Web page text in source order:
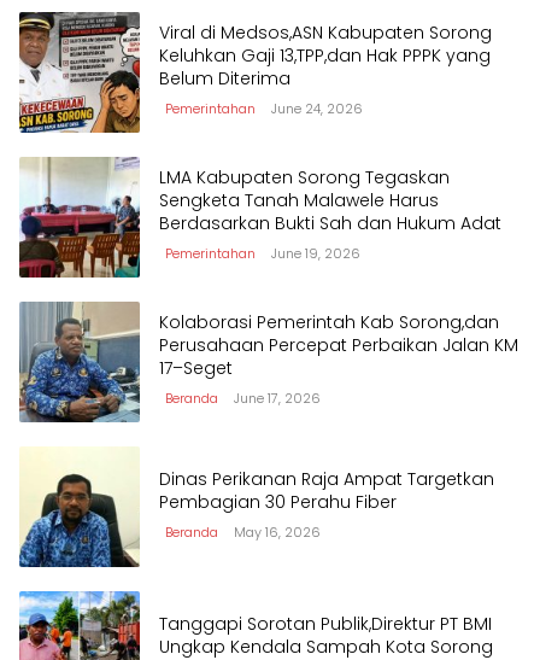
Viral di Medsos,ASN Kabupaten Sorong
Keluhkan Gaji 13,TPP,dan Hak PPPK yang
Belum Diterima
Pemerintahan June 24, 2026
LMA Kabupaten Sorong Tegaskan
Sengketa Tanah Malawele Harus
Berdasarkan Bukti Sah dan Hukum Adat
Pemerintahan June 19, 2026
Kolaborasi Pemerintah Kab Sorong,dan
Perusahaan Percepat Perbaikan Jalan KM
17–Seget
Beranda June 17, 2026
Dinas Perikanan Raja Ampat Targetkan
Pembagian 30 Perahu Fiber
Beranda May 16, 2026
Tanggapi Sorotan Publik,Direktur PT BMI
Ungkap Kendala Sampah Kota Sorong